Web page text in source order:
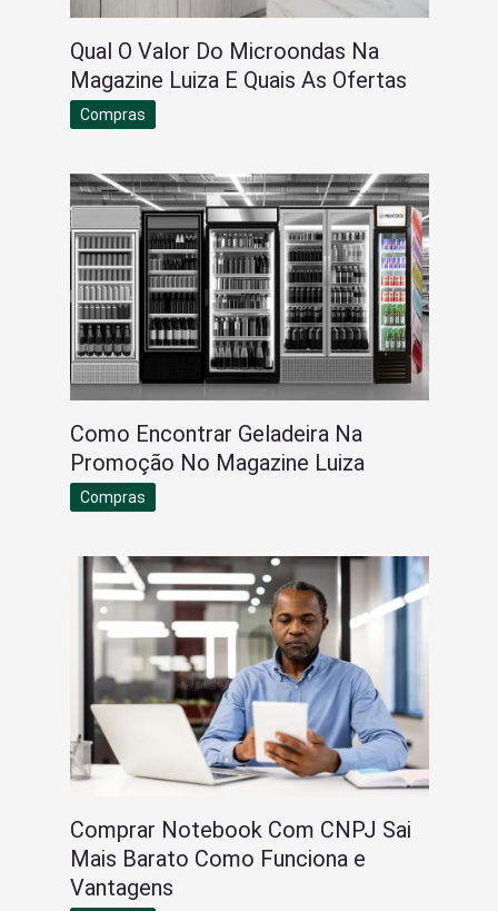
Qual O Valor Do Microondas Na
Magazine Luiza E Quais As Ofertas
Compras
Como Encontrar Geladeira Na
Promoção No Magazine Luiza
Compras
Comprar Notebook Com CNPJ Sai
Mais Barato Como Funciona e
Vantagens